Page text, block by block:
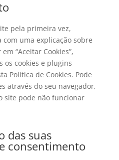
pela primeira vez,
uma explicação sobre
“Aceitar Cookies”,
os cookies e plugins
Política de Cookies. Pode
através do seu navegador,
site pode não funcionar
das suas
consentimento